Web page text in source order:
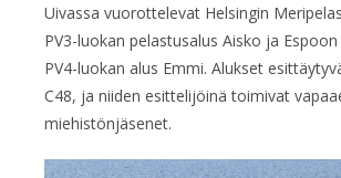
Uivassa vuorottelevat Helsingin
PV3-luokan pelastusalus Aisko ja
PV4-luokan alus Emmi. Alukset
C48, ja niiden esittelijöinä toimivat
miehistönjäsenet.